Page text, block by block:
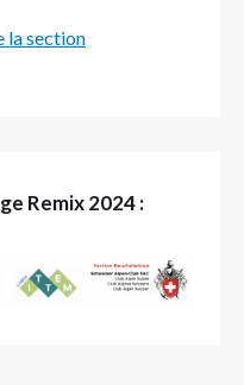
la section
Remix 2024 :